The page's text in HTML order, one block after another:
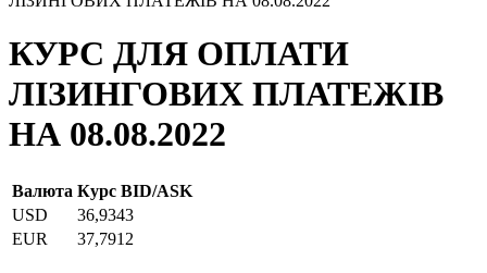
КУРС ДЛЯ ОПЛАТИ
ЛІЗИНГОВИХ ПЛАТЕЖІВ
НА 08.08.2022
Валюта Курс BID/ASK
USD
36,9343
EUR
37,7912